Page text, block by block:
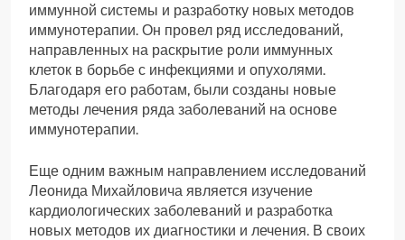
иммунной системы и разработку новых методов
иммунотерапии. Он провел ряд исследований,
направленных на раскрытие роли иммунных
клеток в борьбе с инфекциями и опухолями.
Благодаря его работам, были созданы новые
методы лечения ряда заболеваний на основе
иммунотерапии.
Еще одним важным направлением исследований
Леонида Михайловича является изучение
кардиологических заболеваний и разработка
новых методов их диагностики и лечения. В своих